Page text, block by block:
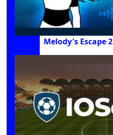
Melody's Escape 2